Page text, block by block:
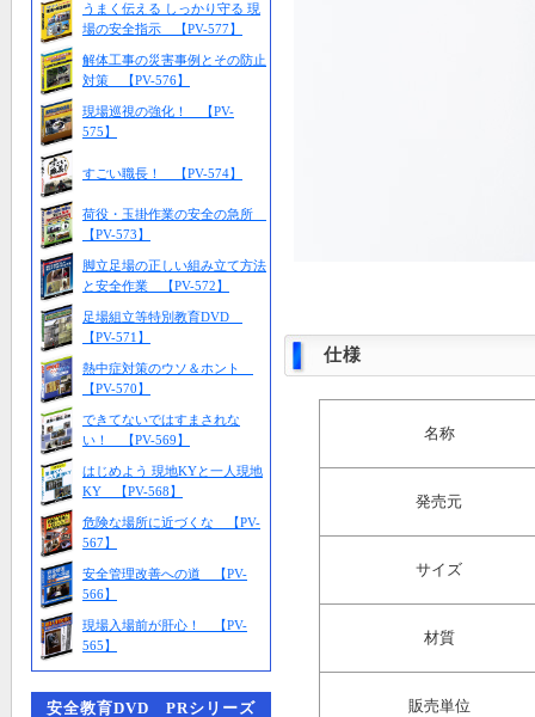
うまく伝える しっかり守る 現
場の安全指示 【PV-577】
解体工事の災害事例とその防止
対策 【PV-576】
現場巡視の強化！ 【PV-
575】
すごい職長！ 【PV-574】
荷役・玉掛作業の安全の急所
【PV-573】
脚立足場の正しい組み立て方法
と安全作業 【PV-572】
足場組立等特別教育DVD
【PV-571】
熱中症対策のウソ＆ホント
【PV-570】
できてないではすまされな
い！ 【PV-569】
はじめよう 現地KYと一人現地
KY 【PV-568】
危険な場所に近づくな 【PV-
567】
安全管理改善への道 【PV-
566】
現場入場前が肝心！ 【PV-
565】
安全教育DVD PRシリーズ
仕様
名称
発売元
サイズ
材質
販売単位